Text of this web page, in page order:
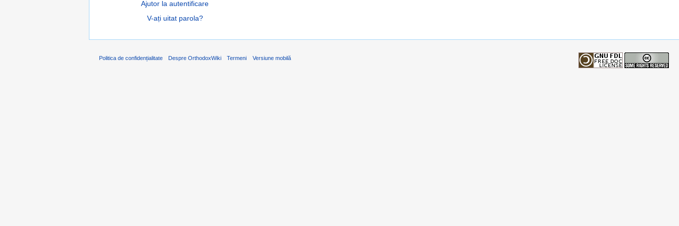
Ajutor la autentificare
V-ați uitat parola?
Politica de confidențialitate Despre OrthodoxWiki Termeni Versiune mobilă